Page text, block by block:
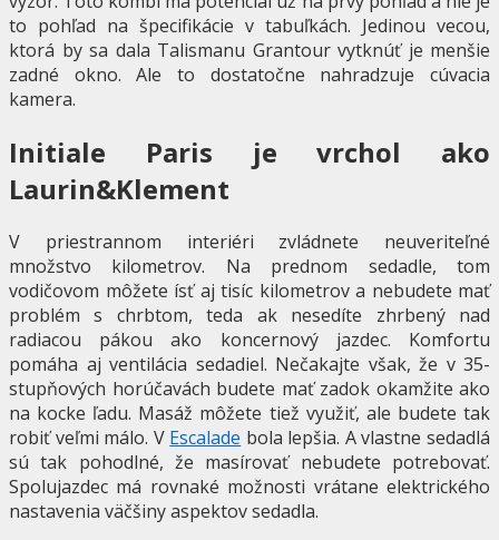
to pohľad na špecifikácie v tabuľkách. Jedinou vecou,
ktorá by sa dala Talismanu Grantour vytknúť je menšie
zadné okno. Ale to dostatočne nahradzuje cúvacia
kamera.
Initiale Paris je vrchol ako
Laurin&Klement
V priestrannom interiéri zvládnete neuveriteľné
množstvo kilometrov. Na prednom sedadle, tom
vodičovom môžete ísť aj tisíc kilometrov a nebudete mať
problém s chrbtom, teda ak nesedíte zhrbený nad
radiacou pákou ako koncernový jazdec. Komfortu
pomáha aj ventilácia sedadiel. Nečakajte však, že v 35-
stupňových horúčavách budete mať zadok okamžite ako
na kocke ľadu. Masáž môžete tiež využiť, ale budete tak
robiť veľmi málo. V Escalade bola lepšia. A vlastne sedadlá
sú tak pohodlné, že masírovať nebudete potrebovať.
Spolujazdec má rovnaké možnosti vrátane elektrického
nastavenia väčšiny aspektov sedadla.